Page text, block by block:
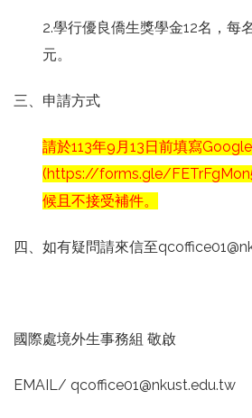
2.學行優良僑生獎學金12名，每
元。
三、申請方式
請於113年9月13日前填寫
(https://forms.gle/
候且不接受補件。
四、如有疑問請來信至
國際處境外生事務組 敬啟
EMAIL/ qcoffice01@nkust.edu.tw